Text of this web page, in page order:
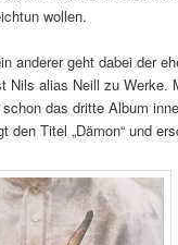
wollen.
anderer geht dabei der
Nils alias Neill zu Werke.
das dritte Album
den Titel „Dämon“ und